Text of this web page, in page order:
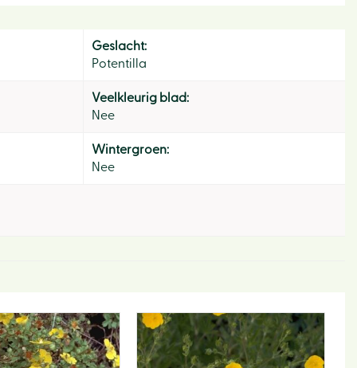
Geslacht:
Potentilla
Veelkleurig blad:
Nee
Wintergroen:
Nee